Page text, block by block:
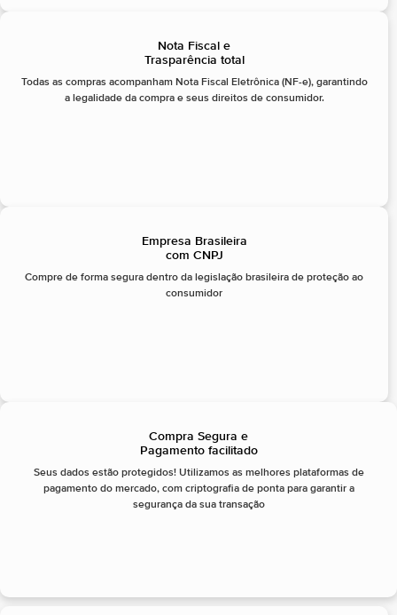
Nota Fiscal e
Trasparência total
Todas as compras acompanham Nota Fiscal Eletrônica (NF-e), garantindo
a legalidade da compra e seus direitos de consumidor.
Empresa Brasileira
com CNPJ
Compre de forma segura dentro da legislação brasileira de proteção ao
consumidor
Compra Segura e
Pagamento facilitado
Seus dados estão protegidos! Utilizamos as melhores plataformas de
pagamento do mercado, com criptografia de ponta para garantir a
segurança da sua transação